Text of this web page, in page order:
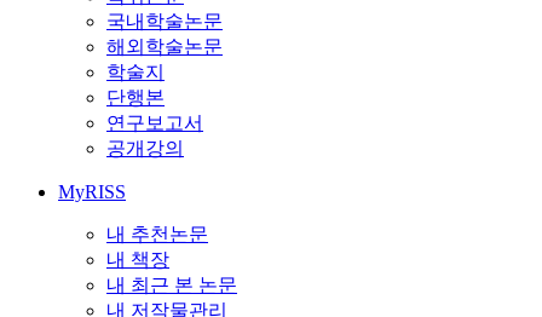
국내학술논문
해외학술논문
학술지
단행본
연구보고서
공개강의
MyRISS
내 추천논문
내 책장
내 최근 본 논문
내 저작물관리